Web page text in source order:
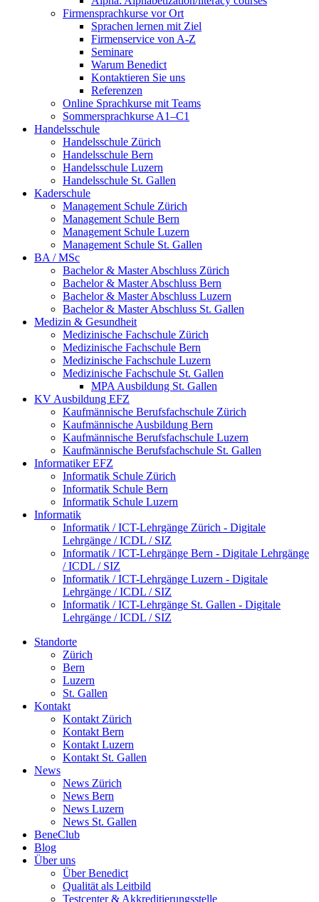
Firmensprachkurse vor Ort
Sprachen lernen mit Ziel
Firmenservice von A-Z
Seminare
Warum Benedict
Kontaktieren Sie uns
Referenzen
Online Sprachkurse mit Teams
Sommersprachkurse A1–C1
Handelsschule
Handelsschule Zürich
Handelsschule Bern
Handelsschule Luzern
Handelsschule St. Gallen
Kaderschule
Management Schule Zürich
Management Schule Bern
Management Schule Luzern
Management Schule St. Gallen
BA / MSc
Bachelor & Master Abschluss Zürich
Bachelor & Master Abschluss Bern
Bachelor & Master Abschluss Luzern
Bachelor & Master Abschluss St. Gallen
Medizin & Gesundheit
Medizinische Fachschule Zürich
Medizinische Fachschule Bern
Medizinische Fachschule Luzern
Medizinische Fachschule St. Gallen
MPA Ausbildung St. Gallen
KV Ausbildung EFZ
Kaufmännische Berufsfachschule Zürich
Kaufmännische Ausbildung Bern
Kaufmännische Berufsfachschule Luzern
Kaufmännische Berufsfachschule St. Gallen
Informatiker EFZ
Informatik Schule Zürich
Informatik Schule Bern
Informatik Schule Luzern
Informatik
Informatik / ICT-Lehrgänge Zürich - Digitale
Lehrgänge / ICDL / SIZ
Informatik / ICT-Lehrgänge Bern - Digitale Lehrgänge
/ ICDL / SIZ
Informatik / ICT-Lehrgänge Luzern - Digitale
Lehrgänge / ICDL / SIZ
Informatik / ICT-Lehrgänge St. Gallen - Digitale
Lehrgänge / ICDL / SIZ
Standorte
Zürich
Bern
Luzern
St. Gallen
Kontakt
Kontakt Zürich
Kontakt Bern
Kontakt Luzern
Kontakt St. Gallen
News
News Zürich
News Bern
News Luzern
News St. Gallen
BeneClub
Blog
Über uns
Über Benedict
Qualität als Leitbild
Testcenter & Akkreditierungsstelle